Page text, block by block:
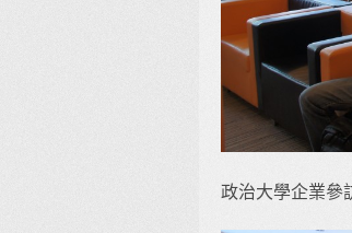
政治大學企業參